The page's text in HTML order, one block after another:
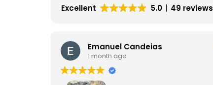
Excellent 5.0 49 reviews
Emanuel Candeias
1 month ago